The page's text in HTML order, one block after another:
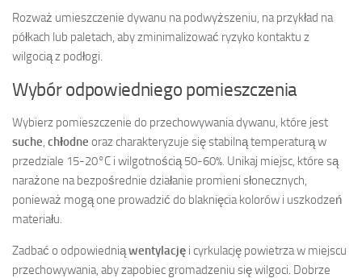
Rozważ umieszczenie dywanu na podwyższeniu, na przykład na
półkach lub paletach, aby zminimalizować ryzyko kontaktu z
wilgocią z podłogi.
Wybór odpowiedniego pomieszczenia
Wybierz pomieszczenie do przechowywania dywanu, które jest
suche, chłodne oraz charakteryzuje się stabilną temperaturą w
przedziale 15-20°C i wilgotnością 50-60%. Unikaj miejsc, które są
narażone na bezpośrednie działanie promieni słonecznych,
ponieważ mogą one prowadzić do blaknięcia kolorów i uszkodzeń
materiału.
Zadbać o odpowiedniąwentylację i cyrkulację powietrza w miejscu
przechowywania, aby zapobiec gromadzeniu się wilgoci. Dobrze